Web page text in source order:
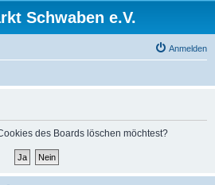
Schwaben e.V.
Anmelden
des Boards löschen möchtest?